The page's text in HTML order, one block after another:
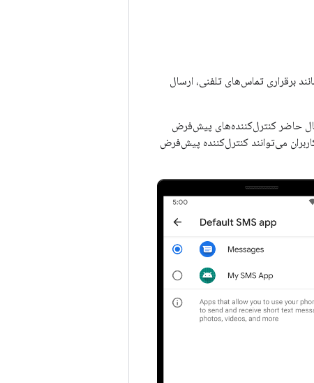
برقراری تماس‌های تلفنی، ارسال
حاضر کنترل‌کننده‌های پیش‌فرض
شده است. از این صفحه، کاربران می‌توانند کنترل‌کننده پیش‌فرض